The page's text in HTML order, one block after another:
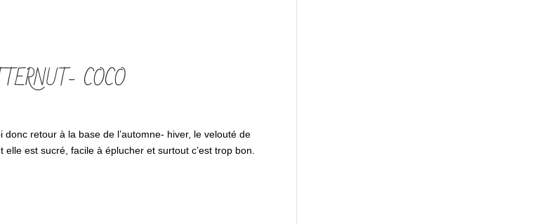
COCO
retour à la base de l’automne- hiver, le velouté de
est sucré, facile à éplucher et surtout c’est trop bon.